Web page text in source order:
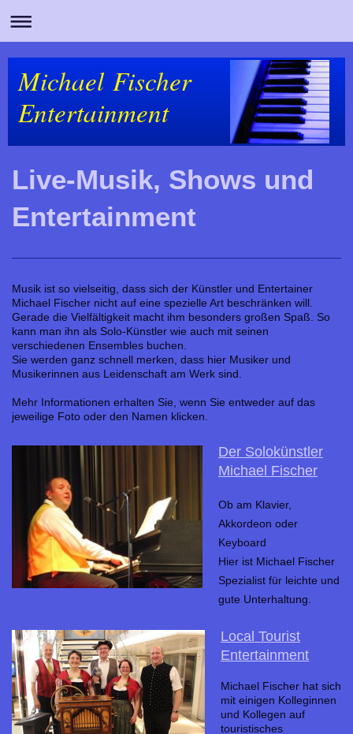
Michael Fischer
Entertainment
Live-Musik, Shows und
Entertainment
Musik ist so vielseitig, dass sich der Künstler und Entertainer
Michael Fischer nicht auf eine spezielle Art beschränken will.
Gerade die Vielfältigkeit macht ihm besonders großen Spaß. So
kann man ihn als Solo-Künstler wie auch mit seinen
verschiedenen Ensembles buchen.
Sie werden ganz schnell merken, dass hier Musiker und
Musikerinnen aus Leidenschaft am Werk sind.
Mehr Informationen erhalten Sie, wenn Sie entweder auf das
jeweilige Foto oder den Namen klicken.
Der Solokünstler
Michael Fischer
Ob am Klavier,
Akkordeon oder
Keyboard
Hier ist Michael Fischer
Spezialist für leichte und
gute Unterhaltung.
Local Tourist
Entertainment
Michael Fischer hat sich
mit einigen Kolleginnen
und Kollegen auf
touristisches